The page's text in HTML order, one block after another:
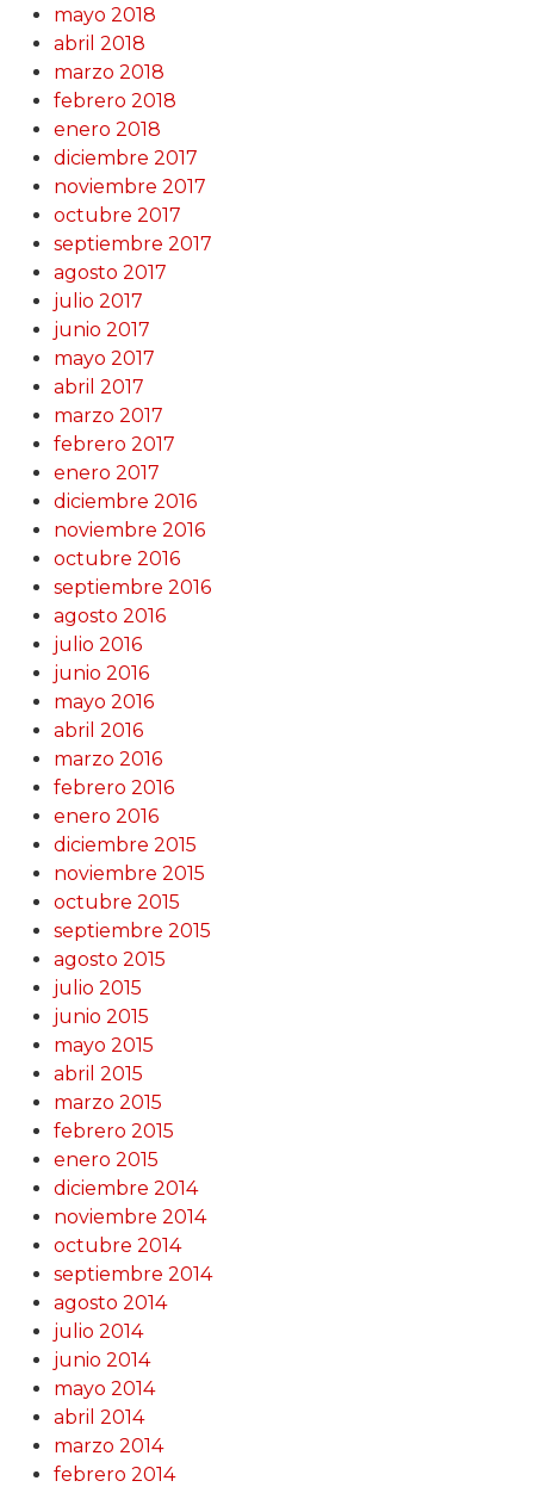
mayo 2018
abril 2018
marzo 2018
febrero 2018
enero 2018
diciembre 2017
noviembre 2017
octubre 2017
septiembre 2017
agosto 2017
julio 2017
junio 2017
mayo 2017
abril 2017
marzo 2017
febrero 2017
enero 2017
diciembre 2016
noviembre 2016
octubre 2016
septiembre 2016
agosto 2016
julio 2016
junio 2016
mayo 2016
abril 2016
marzo 2016
febrero 2016
enero 2016
diciembre 2015
noviembre 2015
octubre 2015
septiembre 2015
agosto 2015
julio 2015
junio 2015
mayo 2015
abril 2015
marzo 2015
febrero 2015
enero 2015
diciembre 2014
noviembre 2014
octubre 2014
septiembre 2014
agosto 2014
julio 2014
junio 2014
mayo 2014
abril 2014
marzo 2014
febrero 2014